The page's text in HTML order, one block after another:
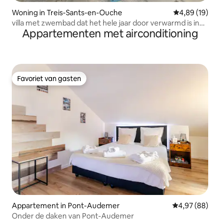
Woning in Treis-Sants-en-Ouche Gemiddelde
4,89 (19)
villa met zwembad dat het hele jaar door verwarmd is in
Normandië
Appartementen met airconditioning
Favoriet van gasten
Favoriet van gasten
Appartement in Pont-Audemer Gemiddelde
4,97 (88)
Onder de daken van Pont-Audemer